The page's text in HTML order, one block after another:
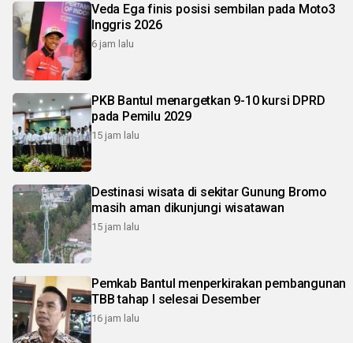
Veda Ega finis posisi sembilan pada Moto3
Inggris 2026
6 jam lalu
PKB Bantul menargetkan 9-10 kursi DPRD
pada Pemilu 2029
15 jam lalu
Destinasi wisata di sekitar Gunung Bromo
masih aman dikunjungi wisatawan
15 jam lalu
Pemkab Bantul menperkirakan pembangunan
TBB tahap I selesai Desember
16 jam lalu